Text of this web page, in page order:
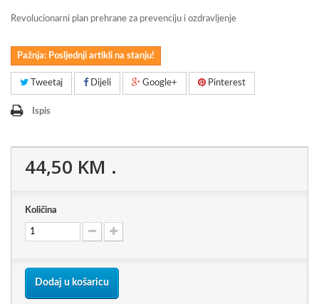
Revolucionarni plan prehrane za prevenciju i ozdravljenje
Pažnja: Posljednji artikli na stanju!
Tweetaj Dijeli Google+ Pinterest
Ispis
44,50 KM .
Količina
Dodaj u košaricu